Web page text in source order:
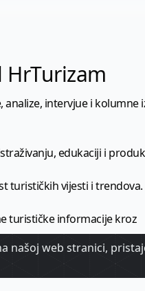
intervjue i kolumne
edukaciji i
turističkih vijesti i trendova.
turističke informacije kroz
našoj web stranici,